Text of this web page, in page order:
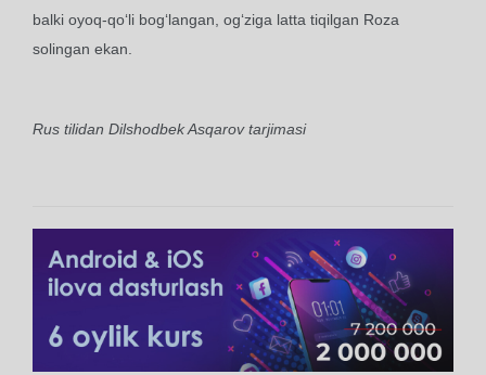
balki oyoq-qo‘li bog‘langan, og‘ziga latta tiqilgan Roza
solingan ekan.
Rus tilidan Dilshodbek Asqarov tarjimasi